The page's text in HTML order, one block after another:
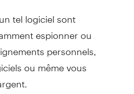
tel logiciel sont
espionner ou
personnels,
ou même vous